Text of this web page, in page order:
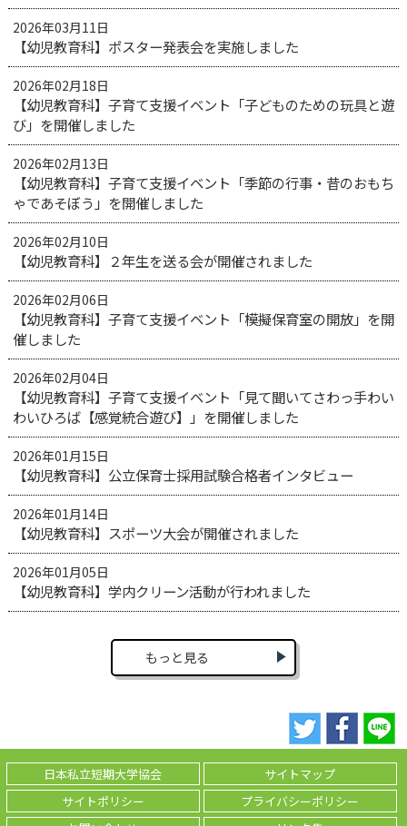
2026年03月11日
【幼児教育科】ポスター発表会を実施しました
2026年02月18日
【幼児教育科】子育て支援イベント「子どものための玩具と遊
び」を開催しました
2026年02月13日
【幼児教育科】子育て支援イベント「季節の行事・昔のおもち
ゃであそぼう」を開催しました
2026年02月10日
【幼児教育科】２年生を送る会が開催されました
2026年02月06日
【幼児教育科】子育て支援イベント「模擬保育室の開放」を開
催しました
2026年02月04日
【幼児教育科】子育て支援イベント「見て聞いてさわっ手わい
わいひろば【感覚統合遊び】」を開催しました
2026年01月15日
【幼児教育科】公立保育士採用試験合格者インタビュー
2026年01月14日
【幼児教育科】スポーツ大会が開催されました
2026年01月05日
【幼児教育科】学内クリーン活動が行われました
もっと見る
日本私立短期大学協会
サイトマップ
サイトポリシー
プライバシーポリシー